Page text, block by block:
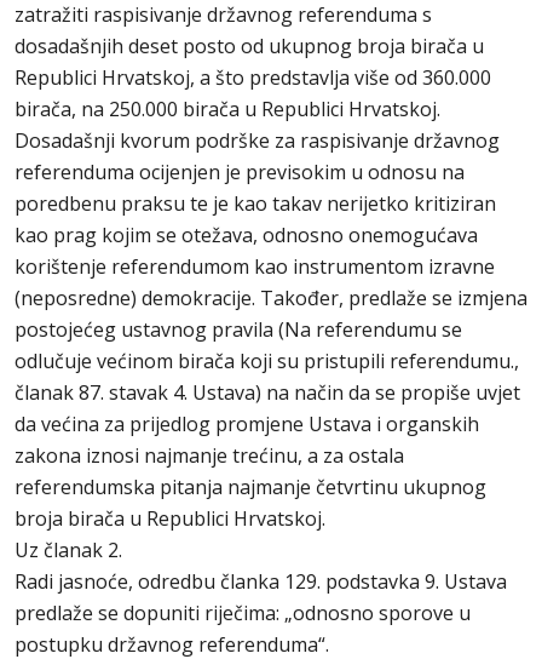
zatražiti raspisivanje državnog referenduma s
dosadašnjih deset posto od ukupnog broja birača u
Republici Hrvatskoj, a što predstavlja više od 360.000
birača, na 250.000 birača u Republici Hrvatskoj.
Dosadašnji kvorum podrške za raspisivanje državnog
referenduma ocijenjen je previsokim u odnosu na
poredbenu praksu te je kao takav nerijetko kritiziran
kao prag kojim se otežava, odnosno onemogućava
korištenje referendumom kao instrumentom izravne
(neposredne) demokracije. Također, predlaže se izmjena
postojećeg ustavnog pravila (Na referendumu se
odlučuje većinom birača koji su pristupili referendumu.,
članak 87. stavak 4. Ustava) na način da se propiše uvjet
da većina za prijedlog promjene Ustava i organskih
zakona iznosi najmanje trećinu, a za ostala
referendumska pitanja najmanje četvrtinu ukupnog
broja birača u Republici Hrvatskoj.
Uz članak 2.
Radi jasnoće, odredbu članka 129. podstavka 9. Ustava
predlaže se dopuniti riječima: „odnosno sporove u
postupku državnog referenduma“.